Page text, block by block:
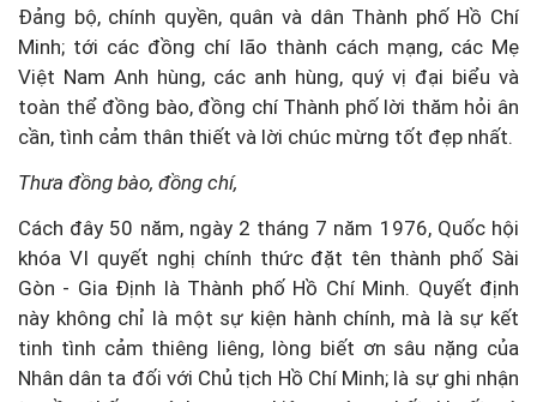
Đảng bộ, chính quyền, quân và dân Thành phố Hồ Chí
Minh; tới các đồng chí lão thành cách mạng, các Mẹ
Việt Nam Anh hùng, các anh hùng, quý vị đại biểu và
toàn thể đồng bào, đồng chí Thành phố lời thăm hỏi ân
cần, tình cảm thân thiết và lời chúc mừng tốt đẹp nhất.
Thưa đồng bào, đồng chí,
Cách đây 50 năm, ngày 2 tháng 7 năm 1976, Quốc hội
khóa VI quyết nghị chính thức đặt tên thành phố Sài
Gòn - Gia Định là Thành phố Hồ Chí Minh. Quyết định
này không chỉ là một sự kiện hành chính, mà là sự kết
tinh tình cảm thiêng liêng, lòng biết ơn sâu nặng của
Nhân dân ta đối với Chủ tịch Hồ Chí Minh; là sự ghi nhận